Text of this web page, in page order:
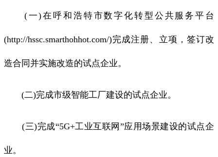
(一)在呼和浩特市数字化转型公共服务平台
(http://hssc.smarthohhot.com/)完成注册、立项，签订改
造合同并实施改造的试点企业。
(二)完成市级智能工厂建设的试点企业。
(三)完成“5G+工业互联网”应用场景建设的试点企
业。